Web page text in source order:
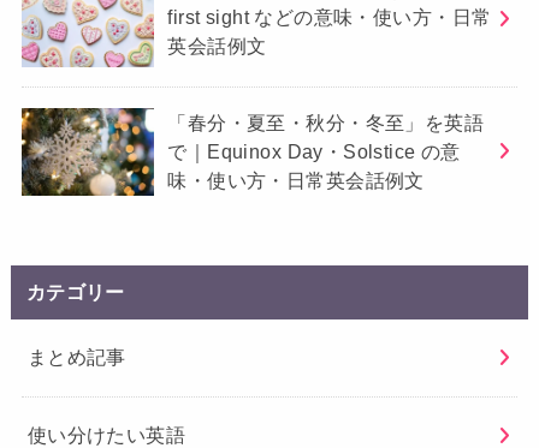
first sight などの意味・使い方・日常
英会話例文
「春分・夏至・秋分・冬至」を英語
で｜Equinox Day・Solstice の意
味・使い方・日常英会話例文
カテゴリー
まとめ記事
使い分けたい英語